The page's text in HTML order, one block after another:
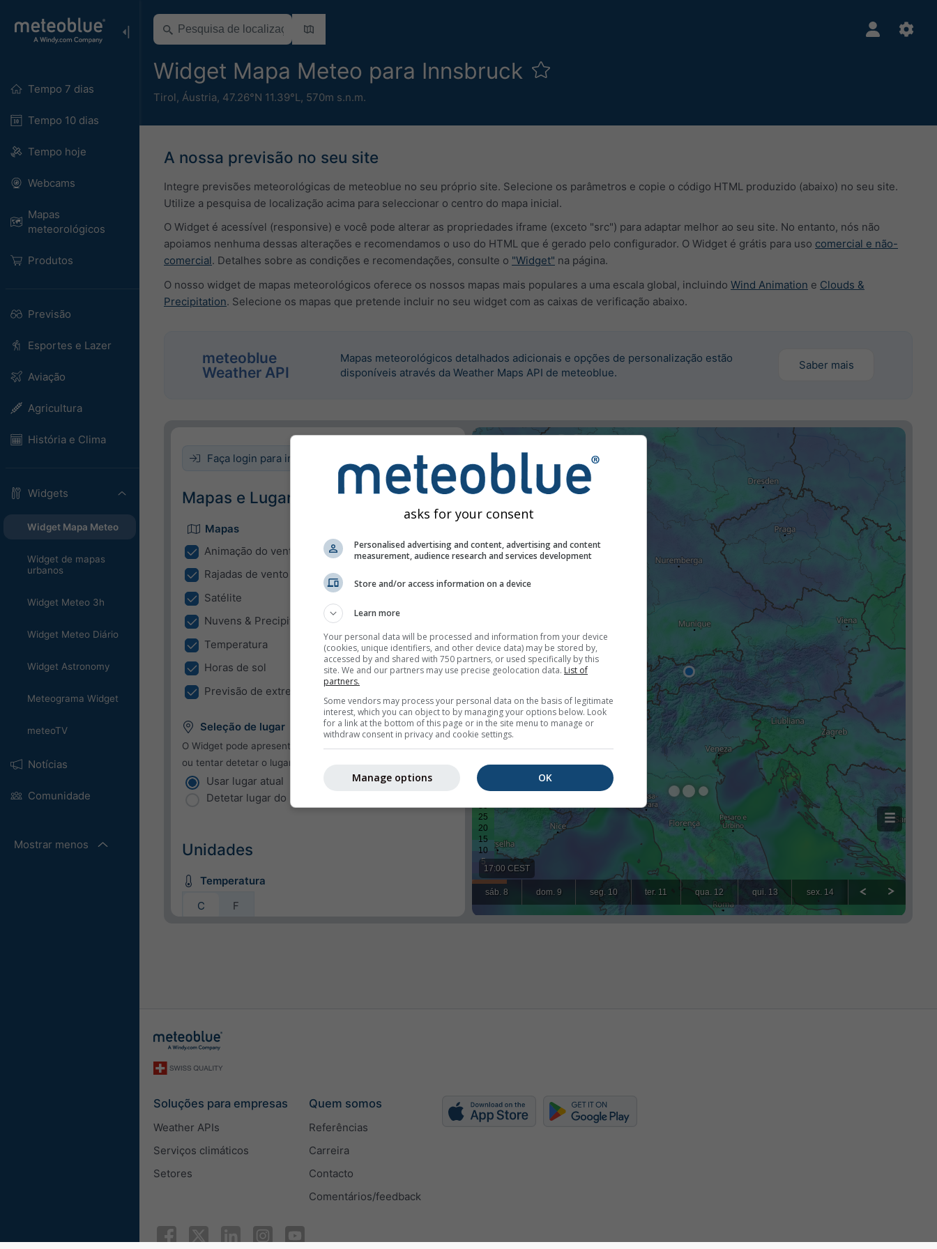
Tempo 7 dias
Tempo 10 dias
Tempo hoje
Webcams
Mapas
meteorológicos
Produtos
Previsão
Esportes e Lazer
Aviação
Agricultura
História e Clima
Widgets
Widget Mapa Meteo
Widget de mapas
urbanos
Widget Meteo 3h
Widget Meteo Diário
Widget Astronomy
Meteograma Widget
meteoTV
Notícias
Comunidade
Mostrar menos
Widget Mapa Meteo para Innsbruck
Tirol, Áustria, 47.26°N 11.39°L, 570m s.n.m.
A nossa previsão no seu site
Integre previsões meteorológicas de meteoblue no seu próprio site. Selecione os parâmetros e copie o código HTML produzido (abaixo) no seu site.
Utilize a pesquisa de localização acima para seleccionar o centro do mapa inicial.
O Widget é acessível (responsive) e você pode alterar as propriedades iframe (exceto "src") para adaptar melhor ao seu site. No entanto, nós não
apoiamos nenhuma dessas alterações e recomendamos o uso do HTML que é gerado pelo configurador. O Widget é grátis para uso comercial e não-
comercial. Detalhes sobre as condições e recomendações, consulte o "Widget" na página.
O nosso widget de mapas meteorológicos oferece os nossos mapas mais populares a uma escala global, incluindo Wind Animation e Clouds &
Precipitation. Selecione os mapas que pretende incluir no seu widget com as caixas de verificação abaixo.
meteoblue
Weather API
Mapas meteorológicos detalhados adicionais e opções de personalização estão
disponíveis através da Weather Maps API de meteoblue.
Saber mais
Faça login para incorporar este widget.
Mapas e Lugar
Mapas
Animaçāo do vento
Rajadas de vento
Satélite
Nuvens & Precipitação
Temperatura
Horas de sol
Previsão de extremos
Seleção de lugar
O Widget pode apresentar o tempo num lugar pré definido,
ou tentar detetar o lugar de todos os visitantes do seu site.
Usar lugar atual
Detetar lugar do utilizador
Unidades
Temperatura
C
F
Ajustar a largura automaticamente
Altura do widget (px)
Soluções para empresas
Weather APIs
Serviços climáticos
Setores
Quem somos
Referências
Carreira
Contacto
Comentários/feedback
asks for your consent
Personalised advertising and content, advertising and content
measurement, audience research and services development
Store and/or access information on a device
Learn more
Your personal data will be processed and information from your device
(cookies, unique identifiers, and other device data) may be stored by,
accessed by and shared with 750 partners, or used specifically by this
site. We and our partners may use precise geolocation data. List of
partners.
Some vendors may process your personal data on the basis of legitimate
interest, which you can object to by managing your options below. Look
for a link at the bottom of this page or in the site menu to manage or
withdraw consent in privacy and cookie settings.
OK
Manage options